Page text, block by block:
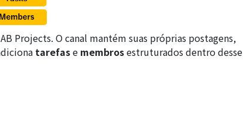
Projects. O canal mantém suas próprias postagens,
tarefase membrosestruturados dentro desse